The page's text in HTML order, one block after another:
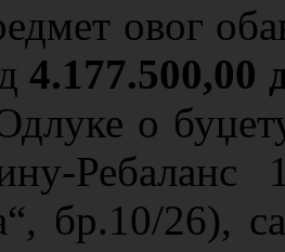
4.177.500,00
о
бр.10/26),